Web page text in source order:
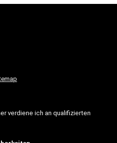
verdiene ich an qualifizierten